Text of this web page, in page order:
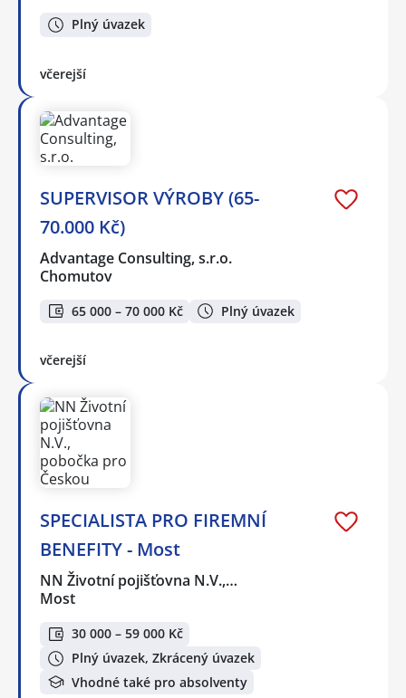
Plný úvazek
včerejší
SUPERVISOR VÝROBY (65-
70.000 Kč)
Advantage Consulting, s.r.o.
Chomutov
65 000 – 70 000 Kč Plný úvazek
včerejší
SPECIALISTA PRO FIREMNÍ
BENEFITY - Most
NN Životní pojišťovna N.V.,…
Most
30 000 – 59 000 Kč
Plný úvazek, Zkrácený úvazek
Vhodné také pro absolventy